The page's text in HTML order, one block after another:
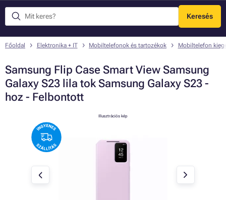
Keresés
Menü
Főoldal Elektronika + IT Mobiltelefonok és tartozékok Mobiltelefon
Samsung Flip Case Smart View Samsung
Galaxy S23 lila tok Samsung Galaxy S23 -
hoz - Felbontott
Illusztrációs kép